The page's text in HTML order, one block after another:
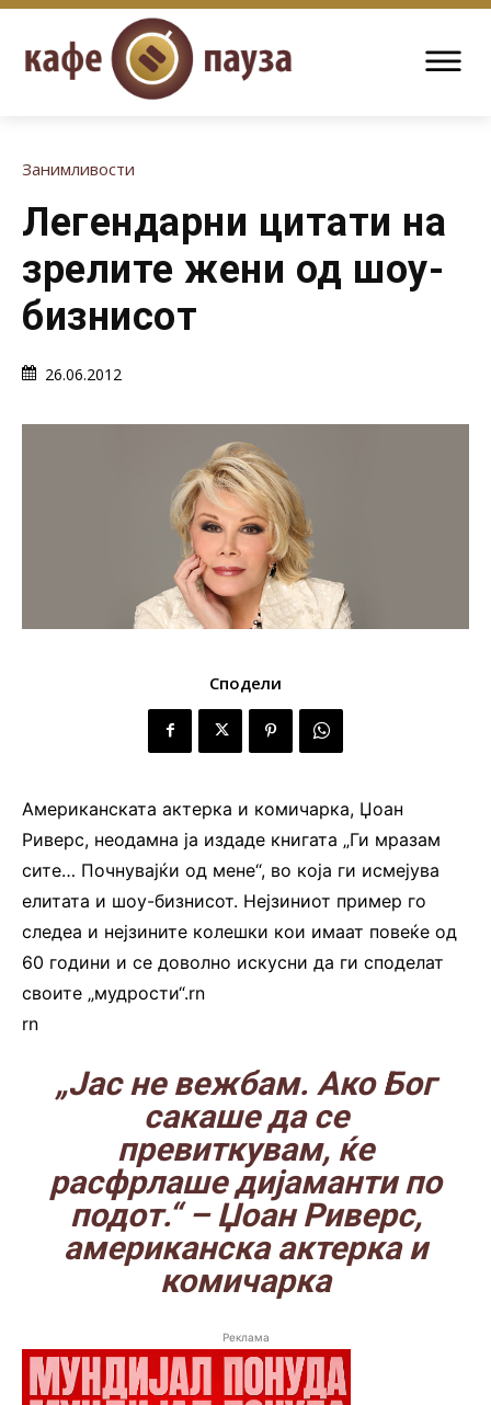
Занимливости
Легендарни цитати на
зрелите жени од шоу-
бизнисот
26.06.2012
Сподели
Американската актерка и комичарка, Џоан
Риверс, неодамна ја издаде книгата „Ги мразам
сите… Почнувајќи од мене“, во која ги исмејува
елитата и шоу-бизнисот. Нејзиниот пример го
следеа и нејзините колешки кои имаат повеќе од
60 години и се доволно искусни да ги споделат
своите „мудрости“.rn
rn
„Јас не вежбам. Ако Бог
сакаше да се
превиткувам, ќе
расфрлаше дијаманти по
подот.“– Џоан Риверс,
американска актерка и
комичарка
Реклама